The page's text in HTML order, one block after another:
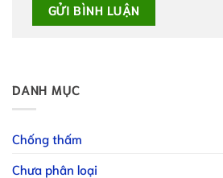
DANH MỤC
Chống thấm
Chưa phân loại